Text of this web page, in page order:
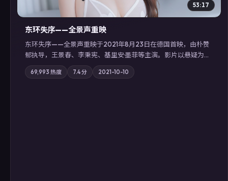
53:17
东环失序——全景声重映
东环失序——全景声重映于2021年8月23日在德国首映，由朴赞
郁执导，王景春、李秉宪、基里安·墨菲等主演。影片以悬疑为叙
事主轴，科技与人性的边界在实验事故后逐渐模糊；摄影与配乐
强化地域气质；站内亦可通过「国产免费观看高清电视剧在线
69,993 热度 7.4分 2021-10-10